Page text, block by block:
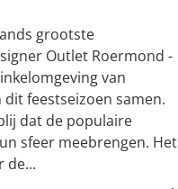
grootste
Outlet Roermond -
van
feestseizoen samen.
dat de populaire
sfeer meebrengen. Het
de...